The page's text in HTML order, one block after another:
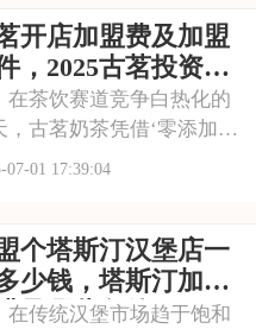
，都是蜜雪冰城的忠实粉
那么，加盟蜜雪冰城的费
竟是多少呢？下面
开店加盟费及加盟
，2025古茗投资预
多少
饮赛道竞争白热化的
，古茗奶茶凭借‘零添加、
健康’的差异化定位，深受
少钱？下面就来看看古茗
加盟费及加盟条件，2025
投资预
07-01 17:39:04
个塔斯汀汉堡店一
少钱，塔斯汀加盟
满足哪些条件
统汉堡市场趋于饱和